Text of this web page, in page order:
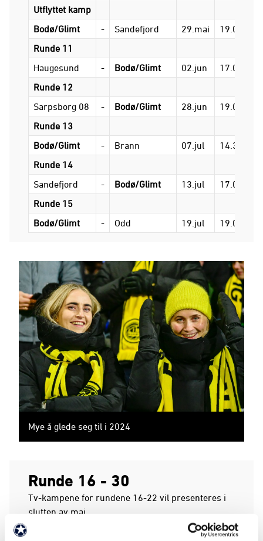
Utflyttet kamp
Bodø/Glimt
- Sandefjord 29.mai
19.00
Runde 11
Haugesund
- Bodø/Glimt 02.jun
17.00
Runde 12
Sarpsborg 08
- Bodø/Glimt 28.jun
19.00
Runde 13
Bodø/Glimt
- Brann 07.jul
14.30
Runde 14
Sandefjord
- Bodø/Glimt 13.jul
17.00
Runde 15
Bodø/Glimt
- Odd 19.jul 19.00
Mye å glede seg til i 2024
Runde 16 - 30
Tv-kampene for rundene 16-22 vil presenteres i
slutten av mai.